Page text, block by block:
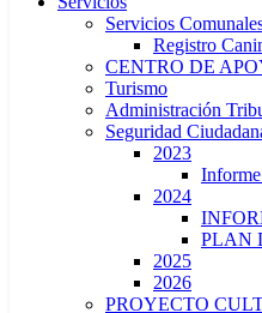
Servicios
Registro
CENTRO DE
Turismo
Administración
Seguridad
2023
2024
PLAN
2025
2026
PROYECTO